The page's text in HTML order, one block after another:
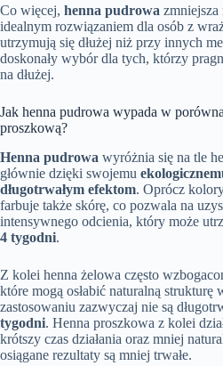
Co więcej, henna pudrowa
idealnym rozwiązaniem dla osób z
utrzymują się dłużej niż przy innych
doskonały wybór dla tych, którzy
na dłużej.
Jak henna pudrowa wypada w
proszkową?
Henna pudrowa wyróżnia się na tle
głównie dzięki swojemu
długotrwałym efektom. Oprócz
farbuje także skórę, co pozwala na
intensywnego odcienia, który może
4 tygodni.
Z kolei henna żelowa często
które mogą osłabić naturalną strukturę
zastosowaniu zazwyczaj nie są
tygodni. Henna proszkowa z kolei
krótszy czas działania oraz mniej
osiągane rezultaty są mniej trwałe.